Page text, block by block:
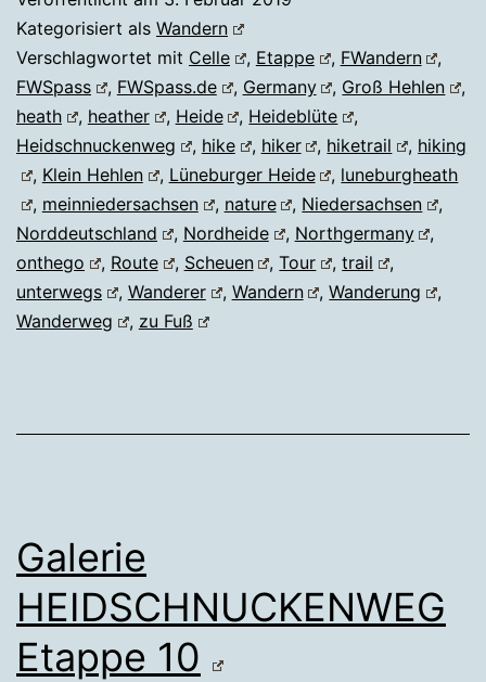
Kategorisiert als Wandern
Verschlagwortet mit Celle , Etappe , FWandern
,
FWSpass
, FWSpass.de , Germany , Groß Hehlen
,
heath
, heather , Heide , Heideblüte
,
Heidschnuckenweg
, hike , hiker , hiketrail , hiking
, Klein Hehlen , Lüneburger Heide , luneburgheath
, meinniedersachsen , nature , Niedersachsen
,
Norddeutschland
, Nordheide , Northgermany
,
onthego
, Route , Scheuen ,Tour ,trail
,
unterwegs
, Wanderer , Wandern ,Wanderung
,
Wanderweg
, zu Fuß
Galerie
HEIDSCHNUCKENWEG
Etappe 10